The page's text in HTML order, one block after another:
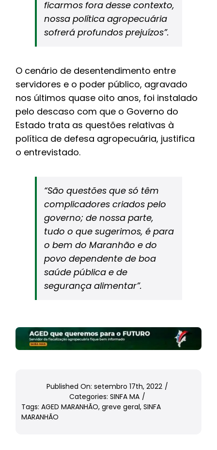
ficarmos fora desse contexto,
nossa política agropecuária
sofrerá profundos prejuízos”.
O cenário de desentendimento entre
servidores e o poder público, agravado
nos últimos quase oito anos, foi instalado
pelo descaso com que o Governo do
Estado trata as questões relativas à
política de defesa agropecuária, justifica
o entrevistado.
“São questões que só têm
complicadores criados pelo
governo; de nossa parte,
tudo o que sugerimos, é para
o bem do Maranhão e do
povo dependente de boa
saúde pública e de
segurança alimentar”.
Published On: setembro 17th, 2022 /
Categories: SINFA MA /
Tags: AGED MARANHÃO, greve geral, SINFA
MARANHÃO